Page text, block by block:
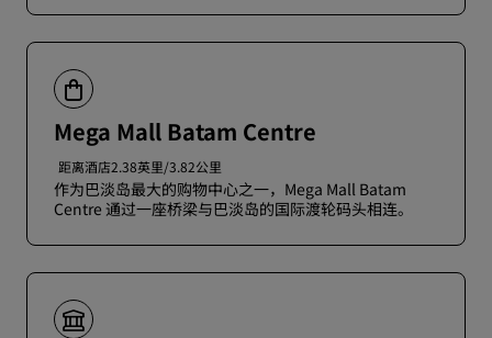
Mega Mall Batam Centre
距离酒店2.38英里/3.82公里
作为巴淡岛最大的购物中心之一，Mega Mall Batam
Centre 通过一座桥梁与巴淡岛的国际渡轮码头相连。